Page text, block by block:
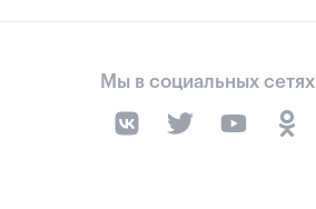
Мы в социальных сетях